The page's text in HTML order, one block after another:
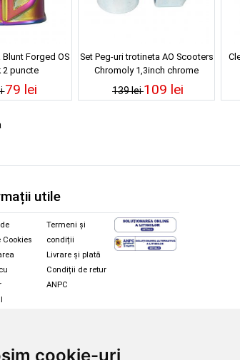
cookie-uri
Forged OS
2 puncte
79 lei
Set Peg-uri trotineta AO Scooters
Chromoly 1,3inch chrome
139 lei109 lei
utile
Termeni și
condiții
Livrare și plată
Condiții de retur
ANPC